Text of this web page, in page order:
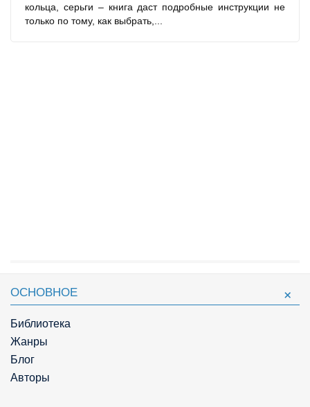
кольца, серьги – книга даст подробные инструкции не
только по тому, как выбрать,...
ОСНОВНОЕ
Библиотека
Жанры
Блог
Авторы